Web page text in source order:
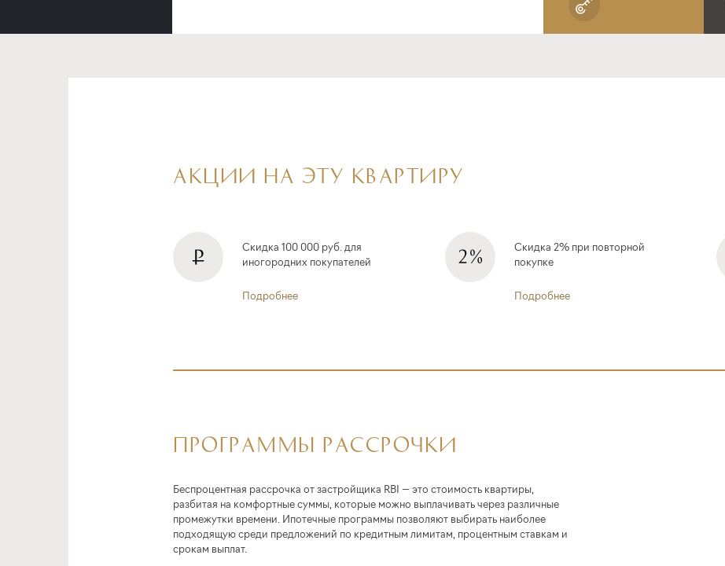
АКЦИИ НА ЭТУ КВАРТИРУ
Скидка 100 000 руб. для
иногородних покупателей
Подробнее
Скидка 2% при повторной
покупке
Подробнее
ПРОГРАММЫ РАССРОЧКИ
Беспроцентная рассрочка от застройщика RBI — это стоимость квартиры,
разбитая на комфортные суммы, которые можно выплачивать через различные
промежутки времени. Ипотечные программы позволяют выбирать наиболее
подходящую среди предложений по кредитным лимитам, процентным ставкам и
срокам выплат.